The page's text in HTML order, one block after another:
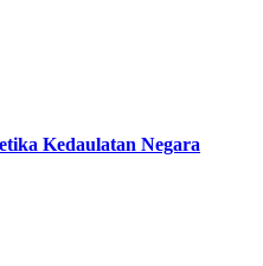
Kedaulatan Negara